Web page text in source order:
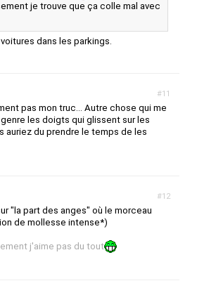
je trouve que ça colle mal avec
dans les parkings.
#11
pas mon truc... Autre chose qui me
les doigts qui glissent sur les
du prendre le temps de les
#12
"la part des anges" où le morceau
de mollesse intense*)
j'aime pas du tout